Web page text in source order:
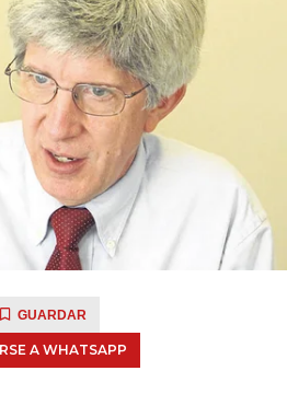
GUARDAR
A WHATSAPP